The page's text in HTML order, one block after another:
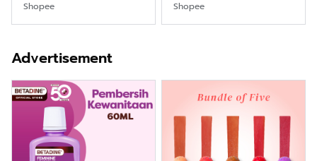
Dewasa Lengan Panjang
Santai Slimfit Formal
Shopee
Keputihan Kewanitaan
Shopee
Advertisement